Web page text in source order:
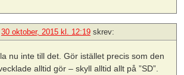
30 oktober, 2015 kl. 12:19 skrev:
nu inte till det. Gör istället precis som den
alltid gör – skyll alltid allt på ”SD”.